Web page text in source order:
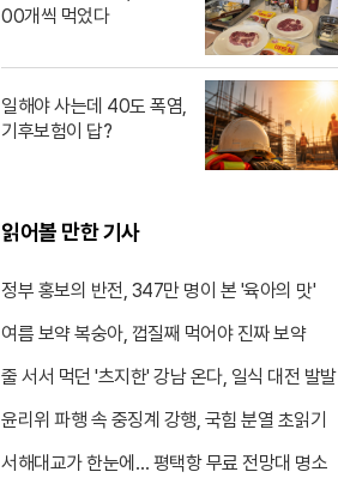
00개씩 먹었다
일해야 사는데 40도 폭염,
기후보험이 답?
읽어볼 만한 기사
정부 홍보의 반전, 347만 명이 본 '육아의 맛'
여름 보약 복숭아, 껍질째 먹어야 진짜 보약
줄 서서 먹던 '츠지한' 강남 온다, 일식 대전 발발
윤리위 파행 속 중징계 강행, 국힘 분열 초읽기
서해대교가 한눈에… 평택항 무료 전망대 명소